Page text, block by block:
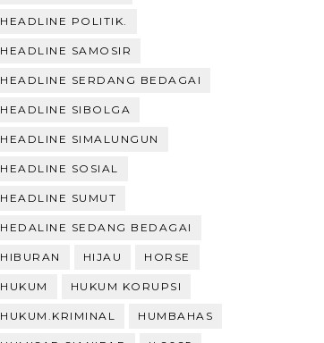
HEADLINE POLITIK.
HEADLINE SAMOSIR
HEADLINE SERDANG BEDAGAI
HEADLINE SIBOLGA
HEADLINE SIMALUNGUN
HEADLINE SOSIAL
HEADLINE SUMUT
HEDALINE SEDANG BEDAGAI
HIBURAN HIJAU HORSE
HUKUM HUKUM KORUPSI
HUKUM.KRIMINAL HUMBAHAS